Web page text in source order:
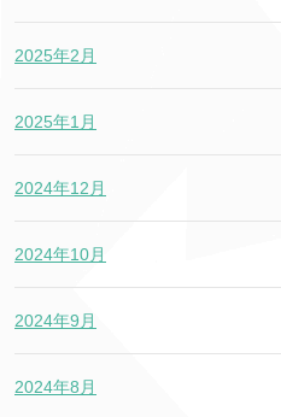
2025年2月
2025年1月
2024年12月
2024年10月
2024年9月
2024年8月